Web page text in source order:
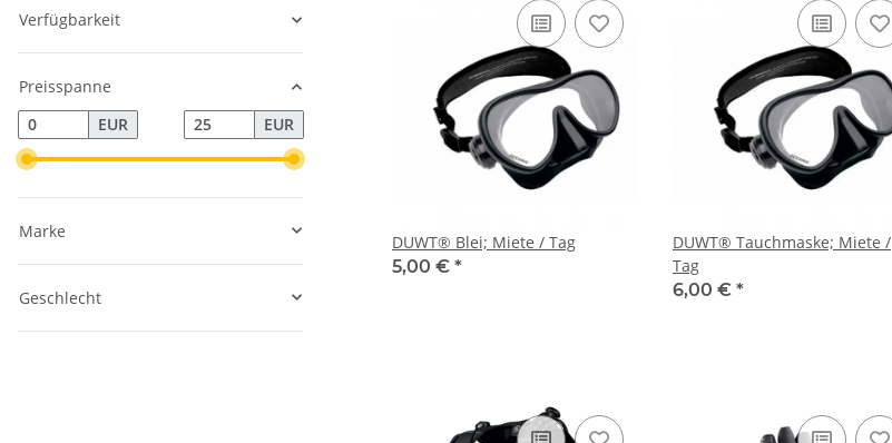
DUWT® Blei; Miete / Tag
5,00 € *
DUWT® Tauchmaske; Miete /
Tag
6,00 € *
Verfügbarkeit
Preisspanne
EUR
EUR
Marke
Geschlecht